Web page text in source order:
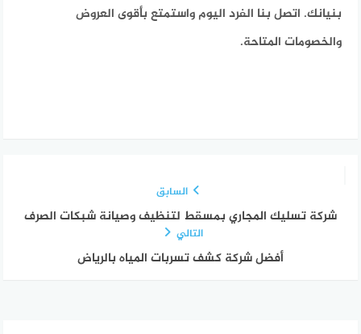
بنيانك. اتصل بنا الفرد اليوم واستمتع بأقوى العروض
والخصومات المتاحة.
السابق
شركة تسليك المجاري بمسقط لتنظيف وصيانة شبكات الصرف
التالي
أفضل شركة كشف تسربات المياه بالرياض